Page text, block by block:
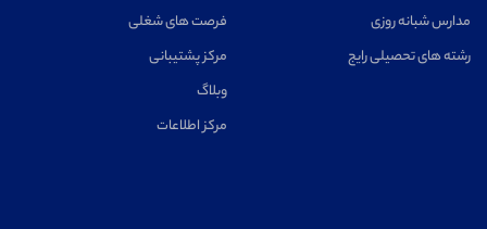
مدارس شبانه روزی
رشته های تحصیلی رایج
فرصت های شغلی
مرکز پشتیبانی
وبلاگ
مرکز اطلاعات